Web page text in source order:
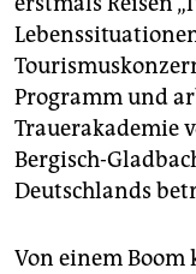
Programm und
Trauerakademie
Bergisch-
Deutschlands
Von einem Boom